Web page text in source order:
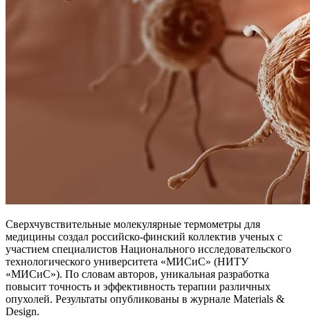
Сверхчувствительные молекулярные термометры для
медицины создал российско-финский коллектив ученых с
участием специалистов Национального исследовательского
технологического университета «МИСиС» (НИТУ
«МИСиС»). По словам авторов, уникальная разработка
повысит точность и эффективность терапии различных
опухолей. Результаты опубликованы в журнале Materials &
Design.